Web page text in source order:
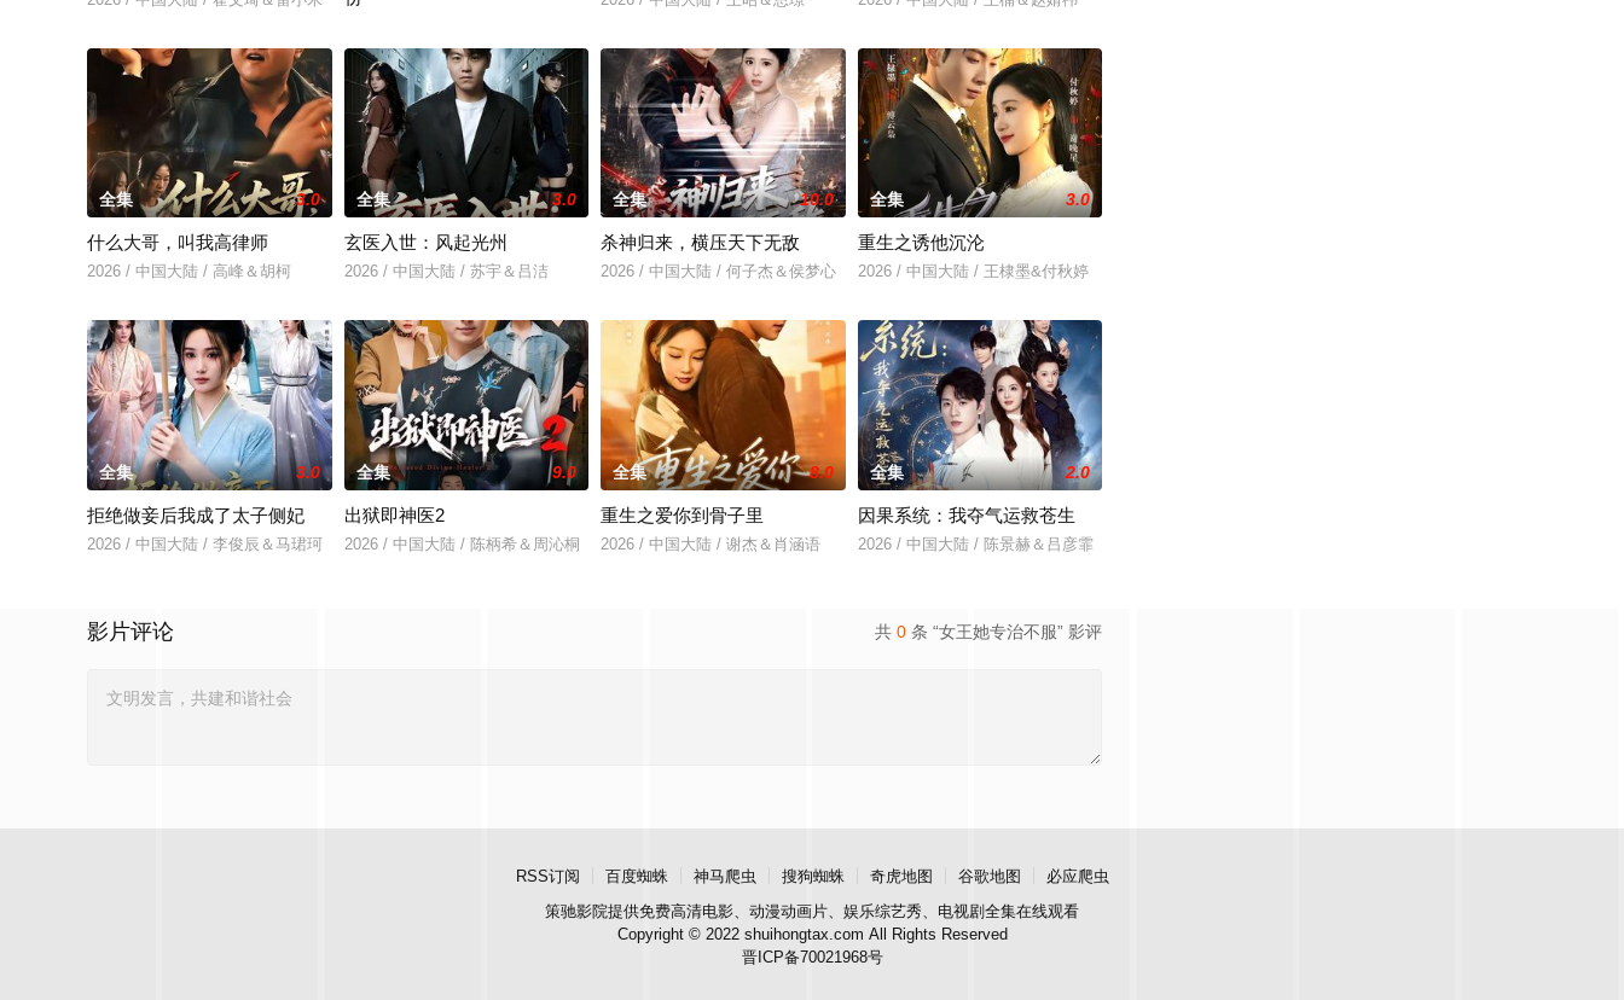
全集 3.0
什么大哥，叫我高律师
2026 / 中国大陆 / 高峰＆胡柯
全集 3.0
玄医入世：风起光州
2026 / 中国大陆 / 苏宇＆吕洁
全集 10.0
杀神归来，横压天下无敌
2026 / 中国大陆 / 何子杰＆侯梦心
全集 3.0
重生之诱他沉沦
2026 / 中国大陆 / 王棣墨&付秋婷
全集 3.0
拒绝做妾后我成了太子侧妃
2026 / 中国大陆 / 李俊辰＆马珺珂
全集 9.0
出狱即神医2
2026 / 中国大陆 / 陈柄希＆周沁桐
全集 8.0
重生之爱你到骨子里
2026 / 中国大陆 / 谢杰＆肖涵语
全集 2.0
因果系统：我夺气运救苍生
2026 / 中国大陆 / 陈景赫＆吕彦霏
共 0 条 “女王她专治不服” 影评
影片评论
RSS订阅 百度蜘蛛 神马爬虫 搜狗蜘蛛 奇虎地图 谷歌地图
必应爬虫
策驰影院提供免费高清电影、动漫动画片、娱乐综艺秀、电视剧全集在线观看
Copyright © 2022 shuihongtax.com All Rights Reserved
晋ICP备70021968号